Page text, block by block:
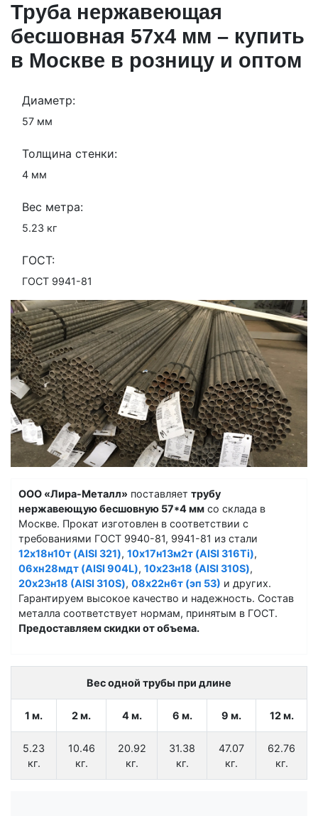
Труба нержавеющая
бесшовная 57х4 мм – купить
в Москве в розницу и оптом
Диаметр:
57 мм
Толщина стенки:
4 мм
Вес метра:
5.23 кг
ГОСТ:
ГОСТ 9941-81
ООО «Лира-Металл» поставляет трубу
нержавеющую бесшовную 57*4 мм со склада в
Москве. Прокат изготовлен в соответствии с
требованиями ГОСТ 9940-81, 9941-81 из стали
12х18н10т (AISI 321), 10х17н13м2т (AISI 316Ti),
06хн28мдт (AISI 904L), 10х23н18 (AISI 310S),
20х23н18 (AISI 310S), 08х22н6т (эп 53) и других.
Гарантируем высокое качество и надежность. Состав
металла соответствует нормам, принятым в ГОСТ.
Предоставляем скидки от объема.
Вес одной трубы при длине
1 м. 2 м. 4 м. 6 м. 9 м. 12 м.
5.23
кг.
10.46
кг.
20.92
кг.
31.38
кг.
47.07
кг.
62.76
кг.